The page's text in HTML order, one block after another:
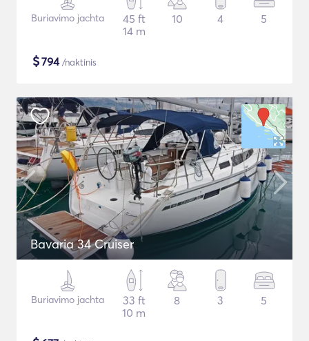
Buriavimo jachta
45 ft
14 m
10 4 5
$794/naktinis
Bavaria 34 Cruiser
Buriavimo jachta
33 ft
10 m
8 3 5